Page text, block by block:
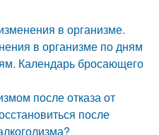
в организме.
в организме по дням
Календарь бросающего
после отказа от
после